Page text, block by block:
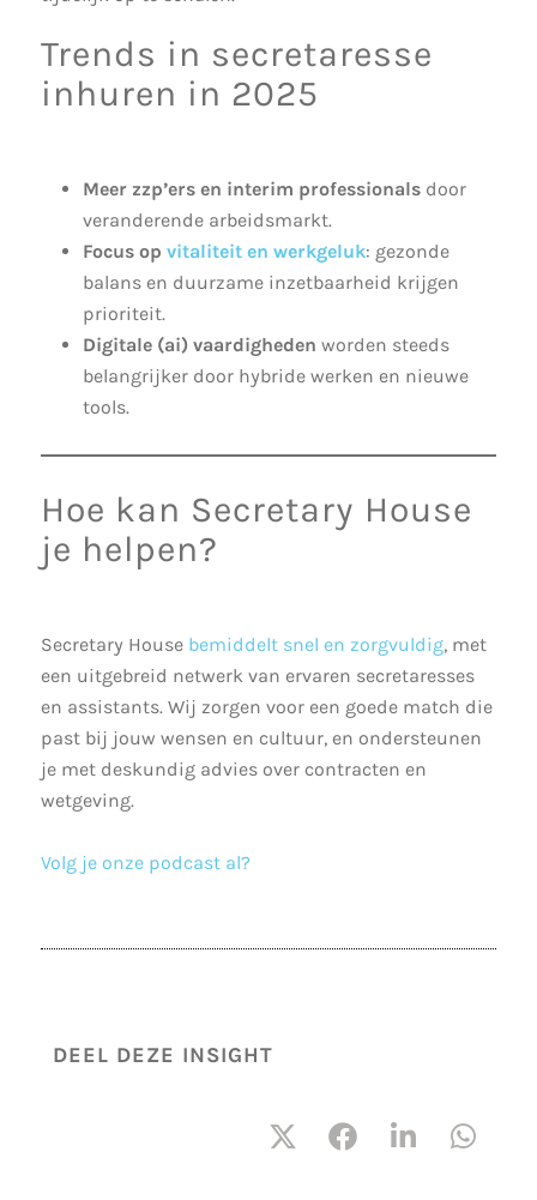
Trends in secretaresse
inhuren in 2025
Meer zzp’ers en interim professionals door
veranderende arbeidsmarkt.
Focus op vitaliteit en werkgeluk: gezonde
balans en duurzame inzetbaarheid krijgen
prioriteit.
Digitale (ai) vaardigheden worden steeds
belangrijker door hybride werken en nieuwe
tools.
Hoe kan Secretary House
je helpen?
Secretary House bemiddelt snel en zorgvuldig, met
een uitgebreid netwerk van ervaren secretaresses
en assistants. Wij zorgen voor een goede match die
past bij jouw wensen en cultuur, en ondersteunen
je met deskundig advies over contracten en
wetgeving.
Volg je onze podcast al?
DEEL DEZE INSIGHT